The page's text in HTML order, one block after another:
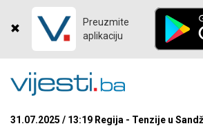
Preuzmite
aplikaciju
31.07.2025 / 13:19 Regija - Tenzije u